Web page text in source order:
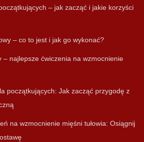
– jak zacząć i jakie korzyści
– co to jest i jak go wykonać?
– najlepsze ćwiczenia na wzmocnienie
początkujących: Jak zacząć przygodę z
na wzmocnienie mięśni tułowia: Osiągnij